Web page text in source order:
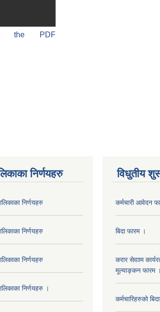
the PDF
निर्णयहरु
निर्णयहरु
निर्णयहरु
निर्णयहरु
निर्णयहरु ।
विधुतीय
कर्मचारी आवेदन
बिदा फारम ।
करार सेवााम
मूल्याङ्कन फारम ।
कर्मचारिहरुको